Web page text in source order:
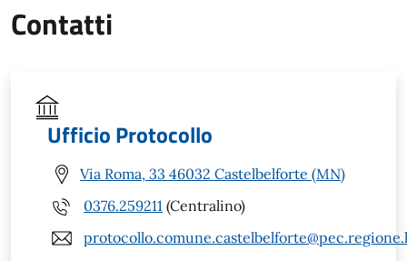
Contatti
Ufficio Protocollo
Via Roma, 33 46032 Castelbelforte (MN)
0376.259211 (Centralino)